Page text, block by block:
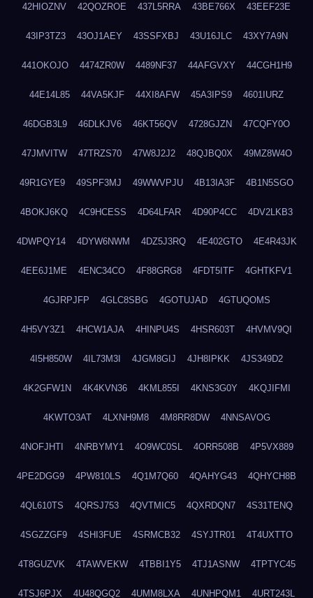
42HIOZNV 42QOZROE 437L5RRA 43BE766X 43EEF23E
43IP3TZ3 43OJ1AEY 43SSFXBJ 43U16JLC 43XY7A9N
441OKOJO 4474ZR0W 4489NF37 44AFGVXY 44CGH1H9
44E14L85 44VA5KJF 44XI8AFW 45A3IPS9 4601IURZ
46DGB3L9 46DLKJV6 46KT56QV 4728GJZN 47CQFY0O
47JMVITW 47TRZS70 47W8J2J2 48QJBQ0X 49MZ8W4O
49R1GYE9 49SPF3MJ 49WWVPJU 4B13IA3F 4B1N5SGO
4BOKJ6KQ 4C9HCESS 4D64LFAR 4D90P4CC 4DV2LKB3
4DWPQY14 4DYW6NWM 4DZ5J3RQ 4E402GTO 4E4R43JK
4EE6J1ME 4ENC34CO 4F88GRG8 4FDT5ITF 4GHTKFV1
4GJRPJFP 4GLC8SBG 4GOTUJAD 4GTUQOMS
4H5VY3Z1 4HCW1AJA 4HINPU4S 4HSR603T 4HVMV9QI
4I5H850W 4IL73M3I 4JGM8GIJ 4JH8IPKK 4JS349D2
4K2GFW1N 4K4KVN36 4KML855I 4KNS3G0Y 4KQJIFMI
4KWTO3AT 4LXNH9M8 4M8RR8DW 4NNSAVOG
4NOFJHTI 4NRBYMY1 4O9WC0SL 4ORR508B 4P5VX889
4PE2DGG9 4PW810LS 4Q1M7Q60 4QAHYG43 4QHYCH8B
4QL610TS 4QRSJ753 4QVTMIC5 4QXRDQN7 4S31TENQ
4SGZZGF9 4SHI3FUE 4SRMCB32 4SYJTR01 4T4UXTTO
4T8GUZVK 4TAWVEKW 4TBBI1Y5 4TJ1ASNW 4TPTYC45
4TSJ6PJX 4U48QGQ2 4UMM8LXA 4UNHPQM1 4URT243L